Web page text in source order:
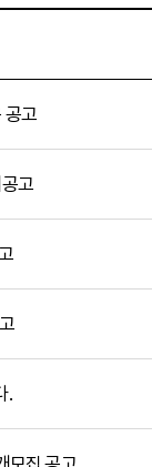
공고
고
.